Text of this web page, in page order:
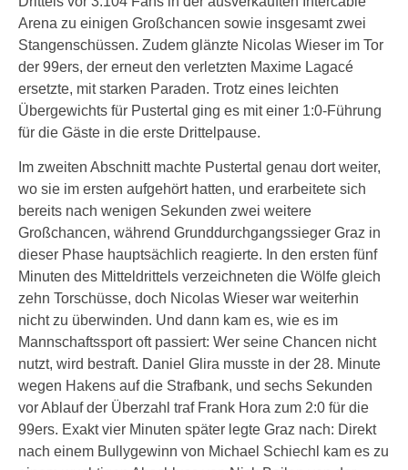
Arena zu einigen Großchancen sowie insgesamt zwei
Stangenschüssen. Zudem glänzte Nicolas Wieser im Tor
der 99ers, der erneut den verletzten Maxime Lagacé
ersetzte, mit starken Paraden. Trotz eines leichten
Übergewichts für Pustertal ging es mit einer 1:0-Führung
für die Gäste in die erste Drittelpause.
Im zweiten Abschnitt machte Pustertal genau dort weiter,
wo sie im ersten aufgehört hatten, und erarbeitete sich
bereits nach wenigen Sekunden zwei weitere
Großchancen, während Grunddurchgangssieger Graz in
dieser Phase hauptsächlich reagierte. In den ersten fünf
Minuten des Mitteldrittels verzeichneten die Wölfe gleich
zehn Torschüsse, doch Nicolas Wieser war weiterhin
nicht zu überwinden. Und dann kam es, wie es im
Mannschaftssport oft passiert: Wer seine Chancen nicht
nutzt, wird bestraft. Daniel Glira musste in der 28. Minute
wegen Hakens auf die Strafbank, und sechs Sekunden
vor Ablauf der Überzahl traf Frank Hora zum 2:0 für die
99ers. Exakt vier Minuten später legte Graz nach: Direkt
nach einem Bullygewinn von Michael Schiechl kam es zu